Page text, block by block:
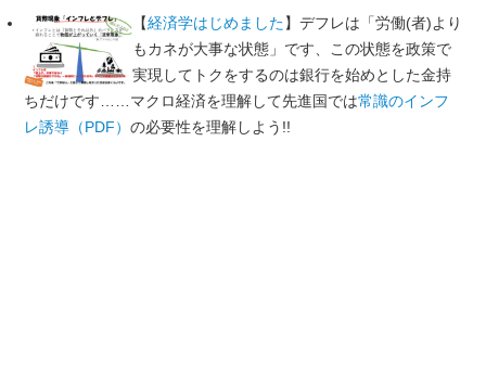
【経済学はじめました】デフレは「労働(者)より
もカネが大事な状態」です、この状態を政策で
実現してトクをするのは銀行を始めとした金持
ちだけです……マクロ経済を理解して先進国では常識のインフ
レ誘導（PDF） の必要性を理解しよう!!